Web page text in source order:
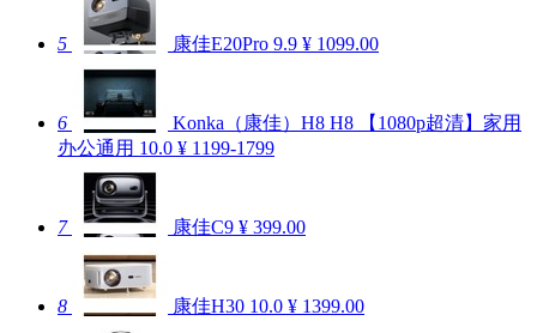
5 康佳E20Pro 9.9 ¥ 1099.00
6
Konka（康佳）H8 H8 【1080p超清】家用
办公通用 10.0 ¥ 1199-1799
7 康佳C9 ¥ 399.00
8 康佳H30 10.0 ¥ 1399.00